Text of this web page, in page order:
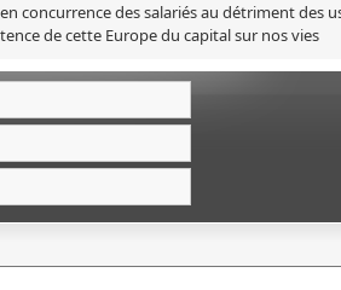
concurrence des salariés au détriment des
de cette Europe du capital sur nos vies